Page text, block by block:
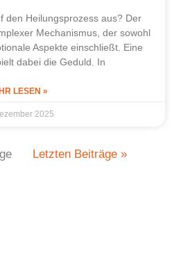
den Heilungsprozess aus? Der
Mechanismus, der sowohl
Aspekte einschließt. Eine
dabei die Geduld. In
LESEN »
2025
Letzten Beiträge »